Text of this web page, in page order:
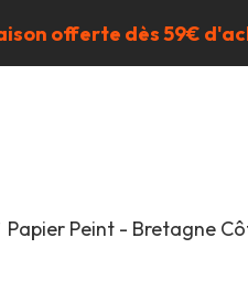
offerte dès 59€
Papier Peint - Bretagne